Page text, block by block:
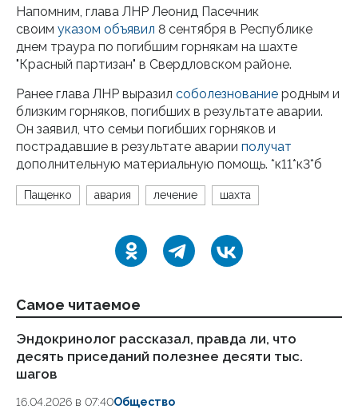
Напомним, глава ЛНР Леонид Пасечник
своим указом объявил 8 сентября в Республике
днем траура по погибшим горнякам на шахте
"Красный партизан" в Свердловском районе.
Ранее глава ЛНР выразил соболезнование родным и
близким горняков, погибших в результате аварии.
Он заявил, что семьи погибших горняков и
пострадавшие в результате аварии получат
дополнительную материальную помощь. *к11*к3*б
Пащенко авария лечение шахта
Самое читаемое
Эндокринолог рассказал, правда ли, что
десять приседаний полезнее десяти тыс.
шагов
16.04.2026 в 07:40Общество